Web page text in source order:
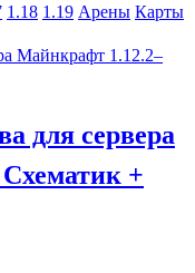
1.18 1.19 Арены Карты
для сервера
+